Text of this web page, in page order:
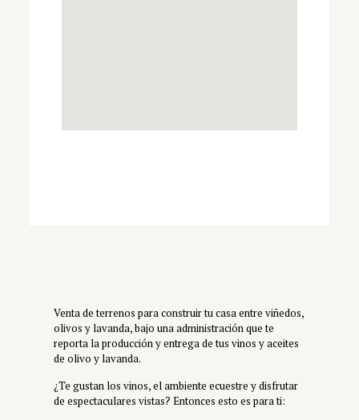
Venta de terrenos para construir tu casa entre viñedos,
olivos y lavanda, bajo una administración que te
reporta la producción y entrega de tus vinos y aceites
de olivo y lavanda.
¿Te gustan los vinos, el ambiente ecuestre y disfrutar
de espectaculares vistas? Entonces esto es para ti: